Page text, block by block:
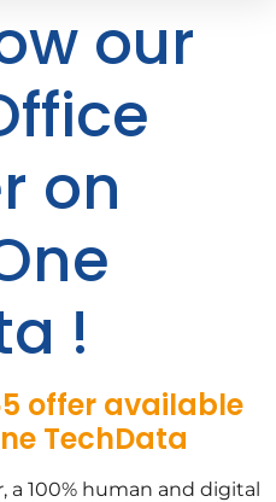
our
on
!
offer available
TechData
a 100% human and digital